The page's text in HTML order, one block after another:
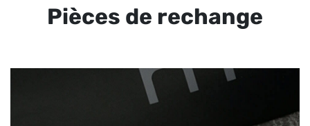
Pièces de rechange